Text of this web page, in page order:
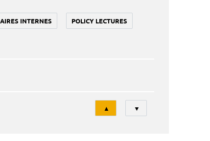
INTERNES POLICY LECTURES
Tri
▲ ▼